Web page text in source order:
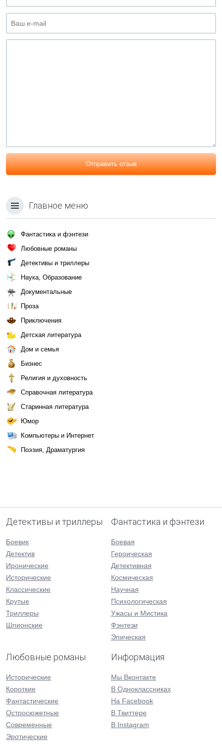
Отправить отзыв
Главное меню
Фантастика и фэнтези
Любовные романы
Детективы и триллеры
Наука, Образование
Документальные
Проза
Приключения
Детская литература
Дом и семья
Бизнес
Религия и духовность
Справочная литература
Старинная литература
Юмор
Компьютеры и Интернет
Поэзия, Драматургия
Детективы и триллеры
Боевик
Детектив
Иронические
Исторические
Классические
Крутые
Триллеры
Шпионские
Фантастика и фэнтези
Боевая
Героическая
Детективная
Космическая
Научная
Психологическая
Ужасы и Мистика
Фэнтези
Эпическая
Любовные романы
Исторические
Короткие
Фантастические
Остросюжетные
Современные
Эротические
Информация
Мы Вконтакте
В Одноклассниках
На Facebook
В Твиттере
В Instagram